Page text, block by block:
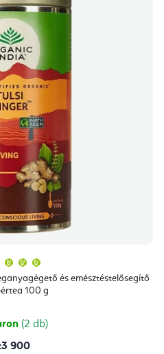
és emésztéstelősegítő
100 g
átlagos
értékelése
5-
csillag.
(2 db)
900